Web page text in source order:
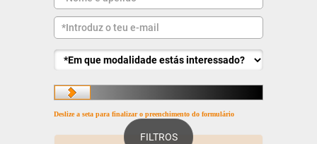
FILTROS
Deslize a seta para finalizar o preenchimento do formulário